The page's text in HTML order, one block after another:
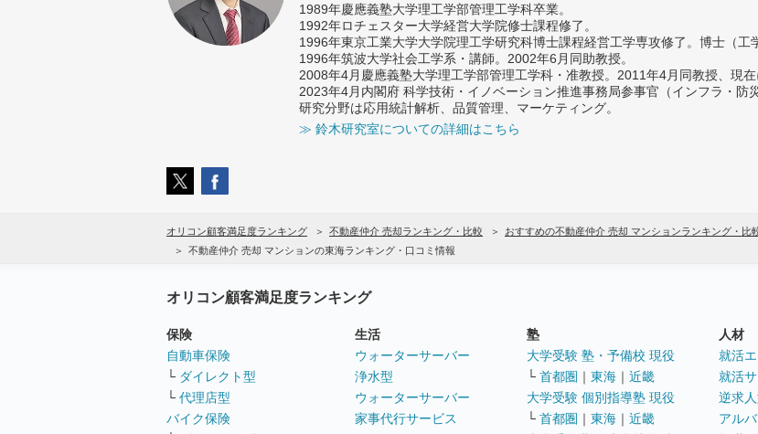
1989年慶應義塾大学理工学部管理工学科卒業。
1992年ロチェスター大学経営大学院修士課程修了。
1996年東京工業大学大学院理工学研究科博士課程経営工学専攻修了。博士（工
1996年筑波大学社会工学系・講師。2002年6月同助教授。
2008年4月慶應義塾大学理工学部管理工学科・准教授。2011年4月同教授、現在
2023年4月内閣府 科学技術・イノベーション推進事務局参事官（インフラ・防
研究分野は応用統計解析、品質管理、マーケティング。
≫ 鈴木研究室についての詳細はこちら
オリコン顧客満足度ランキング 不動産仲介 売却ランキング・比較 おすすめの不動産仲介 売却 マンションランキング・比
不動産仲介 売却 マンションの東海ランキング・口コミ情報
オリコン顧客満足度ランキング
保険
自動車保険
└ ダイレクト型
└ 代理店型
バイク保険
生活
ウォーターサーバー
浄水型
ウォーターサーバー
家事代行サービス
塾
大学受験 塾・予備校 現役
└ 首都圏 ｜ 東海 ｜ 近畿
大学受験 個別指導塾 現役
└ 首都圏 ｜ 東海 ｜ 近畿
人材
就活
就活
逆求
アル